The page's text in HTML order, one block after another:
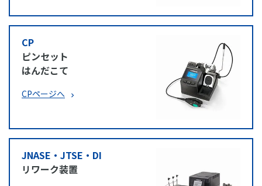
CP
ピンセット
はんだこて
CPページへ
JNASE・JTSE・DI
リワーク装置